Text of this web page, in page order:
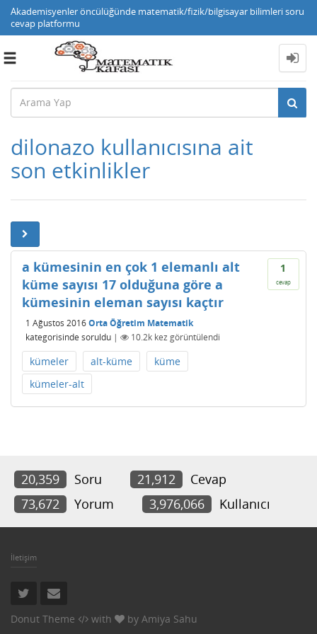
Akademisyenler öncülüğünde matematik/fizik/bilgisayar bilimleri soru
cevap platformu
Toggle
dilonazo kullanıcısına ait
son etkinlikler
1
cevap
a kümesinin en çok 1 elemanlı alt
küme sayısı 17 olduğuna göre a
kümesinin eleman sayısı kaçtır
1 Ağustos 2016Orta Öğretim Matematik
kategorisinde soruldu | 10.2k kez görüntülendi
kümeler alt-küme
küme
kümeler-alt
20,359 Soru 21,912
Cevap
73,672
Yorum 3,976,066 Kullanıcı
İletişim
Donut Theme with by Amiya Sahu